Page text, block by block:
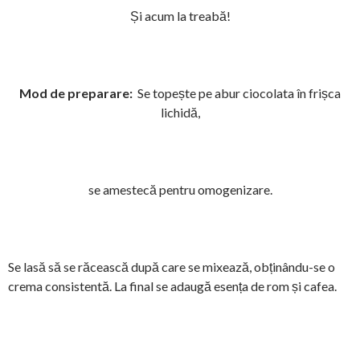
Și acum la treabă!
Mod de preparare: Se topește pe abur ciocolata în frișca
lichidă,
se amestecă pentru omogenizare.
Se lasă să se răcească după care se mixează, obținându-se o
crema consistentă. La final se adaugă esența de rom și cafea.